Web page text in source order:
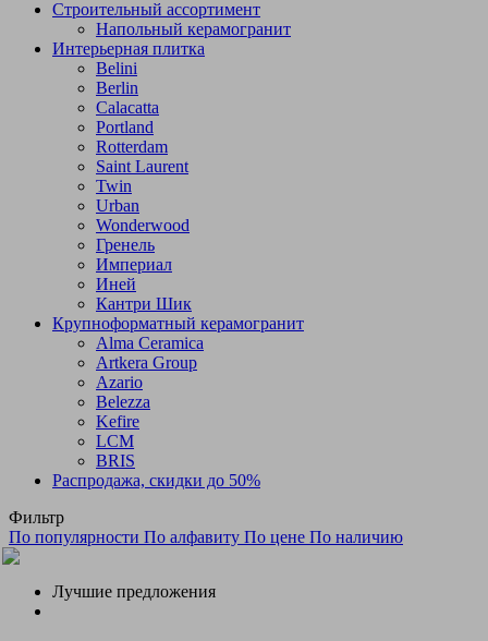
Строительный ассортимент
Напольный керамогранит
Интерьерная плитка
Belini
Berlin
Calacatta
Portland
Rotterdam
Saint Laurent
Twin
Urban
Wonderwood
Гренель
Империал
Иней
Кантри Шик
Крупноформатный керамогранит
Alma Ceramica
Artkera Group
Azario
Belezza
Kefire
LCM
BRIS
Распродажа, скидки до 50%
Фильтр
По популярности По алфавиту По цене По наличию
Лучшие предложения